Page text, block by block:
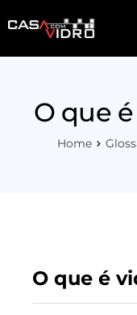
Produtos
Indique+
O que
Home
O que é